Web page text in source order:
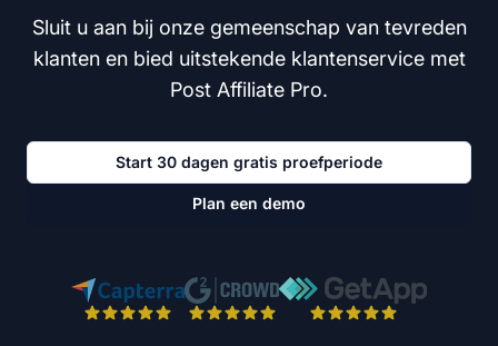
Sluit u aan bij onze gemeenschap van tevreden
klanten en bied uitstekende klantenservice met
Post Affiliate Pro.
Start 30 dagen gratis proefperiode
Plan een demo